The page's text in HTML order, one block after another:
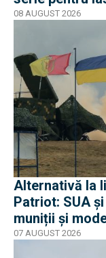
08 AUGUST 2026
Alternativă la
Patriot: SUA
muniții și
07 AUGUST 2026